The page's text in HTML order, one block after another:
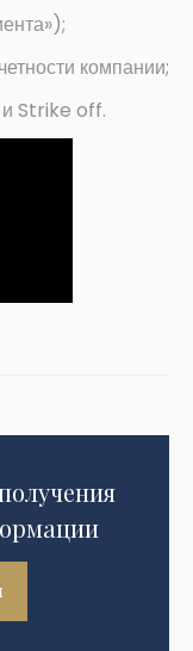
компании;
Strike off.